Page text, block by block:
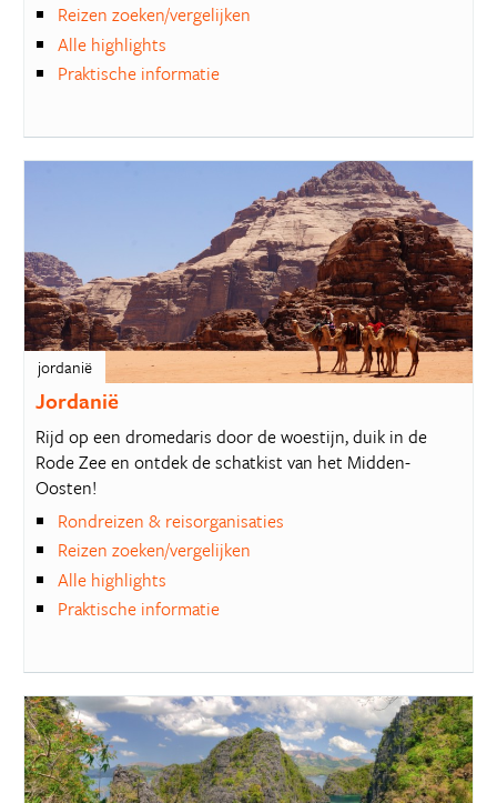
Reizen zoeken/vergelijken
Alle highlights
Praktische informatie
jordanië
Jordanië
Rijd op een dromedaris door de woestijn, duik in de
Rode Zee en ontdek de schatkist van het Midden-
Oosten!
Rondreizen & reisorganisaties
Reizen zoeken/vergelijken
Alle highlights
Praktische informatie